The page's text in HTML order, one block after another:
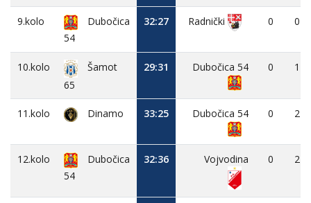
9.kolo
Dubočica
54
32:27 Radnički 0 0
10.kolo
Šamot
65
29:31 Dubočica 54 0 1
11.kolo Dinamo 33:25 Dubočica 54 0 2
12.kolo
Dubočica
54
32:36 Vojvodina 0 2